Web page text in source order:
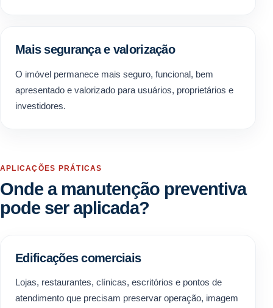
Mais segurança e valorização
O imóvel permanece mais seguro, funcional, bem
apresentado e valorizado para usuários, proprietários e
investidores.
APLICAÇÕES PRÁTICAS
Onde a manutenção preventiva
pode ser aplicada?
Edificações comerciais
Lojas, restaurantes, clínicas, escritórios e pontos de
atendimento que precisam preservar operação, imagem